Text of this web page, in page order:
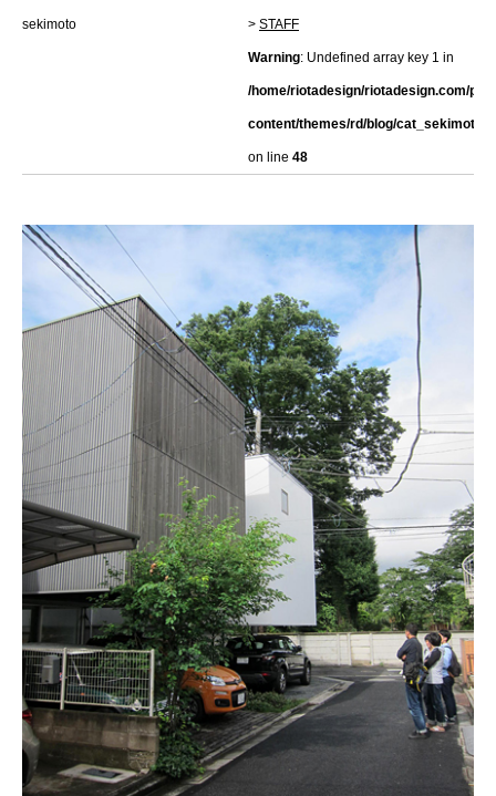
sekimoto > STAFF
Warning: Undefined array key 1 in
/home/riotadesign/riotadesign.com/
content/themes/rd/blog/
on line 48